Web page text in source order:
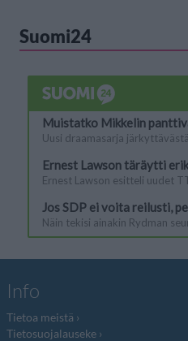
Suomi24
Info
Tietoa meistä
Tietosuojalauseke